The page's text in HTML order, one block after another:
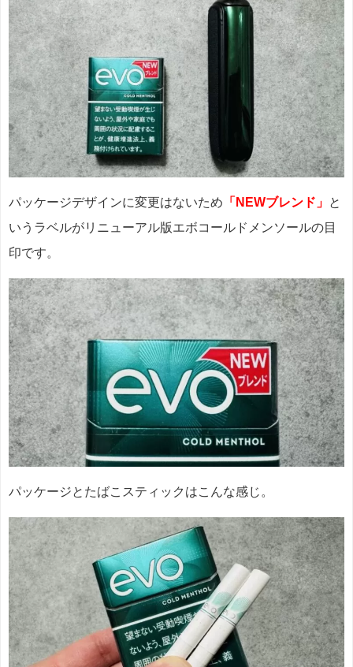
パッケージデザインに変更はないため 「NEWブレンド」 と
いうラベルがリニューアル版エボコールドメンソールの目
印です。
パッケージとたばこスティックはこんな感じ。